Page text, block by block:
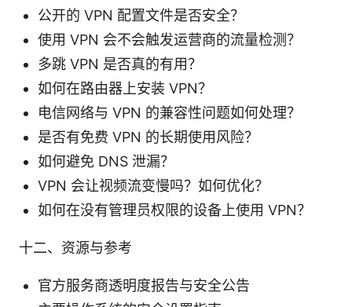
公开的 VPN 配置文件是否安全？
使用 VPN 会不会触发运营商的流量检测？
多跳 VPN 是否真的有用？
如何在路由器上安装 VPN？
电信网络与 VPN 的兼容性问题如何处理？
是否有免费 VPN 的长期使用风险？
如何避免 DNS 泄漏？
VPN 会让视频流变慢吗？如何优化？
如何在没有管理员权限的设备上使用 VPN？
十二、资源与参考
官方服务商透明度报告与安全公告